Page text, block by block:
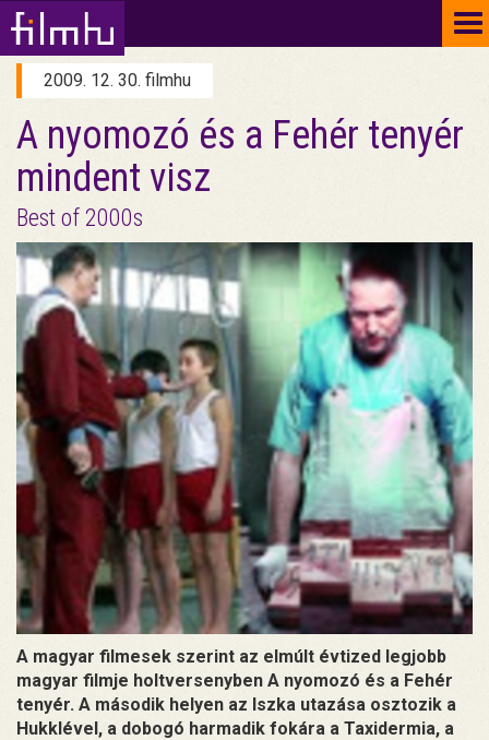
2009. 12. 30. filmhu
A nyomozó és a Fehér tenyér
mindent visz
Best of 2000s
A magyar filmesek szerint az elmúlt évtized legjobb
magyar filmje holtversenyben A nyomozó és a Fehér
tenyér. A második helyen az Iszka utazása osztozik a
Hukklével, a dobogó harmadik fokára a Taxidermia, a